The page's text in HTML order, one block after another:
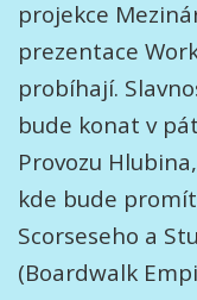
projekce
prezentace
probíhají.
bude konat v
Provozu
kde bude
Scorseseho a
(Boardwalk